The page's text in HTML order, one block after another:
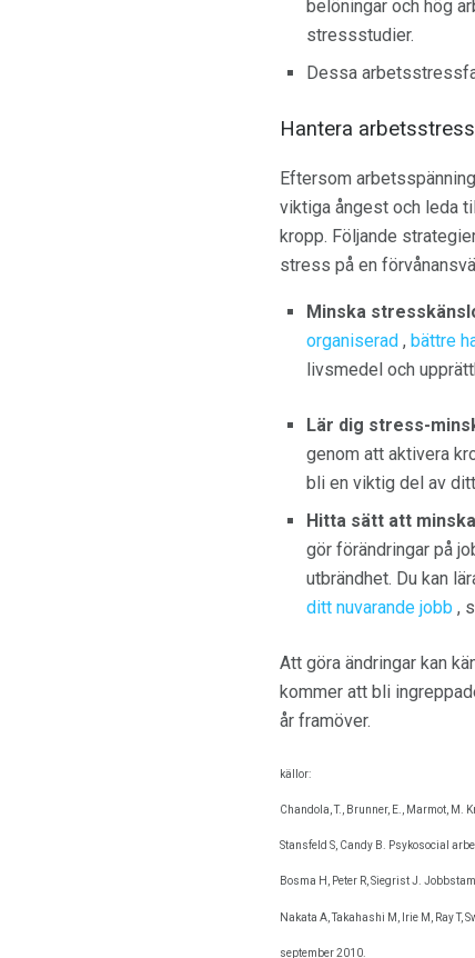
belöningar och hög
stressstudier.
Dessa
Hantera arbetsstress
Eftersom
viktiga ångest och leda
kropp. Följande
stress på en
Minska
organiserad , bättre
livsmedel och
Lär dig stress-
genom att aktivera
bli en viktig del av
Hitta sätt att
gör förändringar på
utbrändhet. Du kan
ditt nuvarande jobb ,
Att göra ändringar kan
kommer att bli
år framöver.
källor:
Chandola, T., Brunner, E., Marmot,
Stansfeld S, Candy B. Psykosocial
Bosma H, Peter R, Siegrist J.
Nakata A, Takahashi M, Irie M, Ray T,
september 2010.